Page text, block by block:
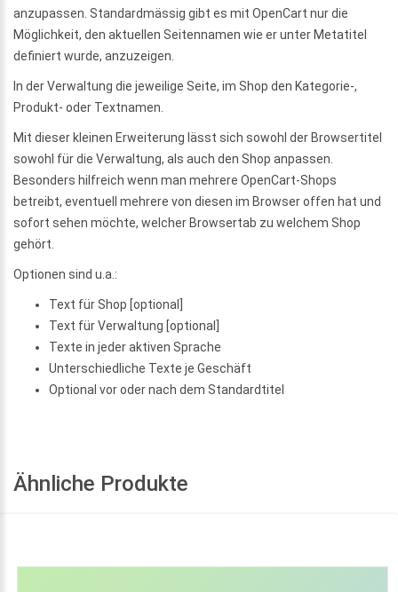
anzupassen. Standardmässig gibt es mit OpenCart nur die
Möglichkeit, den aktuellen Seitennamen wie er unter Metatitel
definiert wurde, anzuzeigen.
In der Verwaltung die jeweilige Seite, im Shop den Kategorie-,
Produkt- oder Textnamen.
Mit dieser kleinen Erweiterung lässt sich sowohl der Browsertitel
sowohl für die Verwaltung, als auch den Shop anpassen.
Besonders hilfreich wenn man mehrere OpenCart-Shops
betreibt, eventuell mehrere von diesen im Browser offen hat und
sofort sehen möchte, welcher Browsertab zu welchem Shop
gehört.
Optionen sind u.a.:
Text für Shop [optional]
Text für Verwaltung [optional]
Texte in jeder aktiven Sprache
Unterschiedliche Texte je Geschäft
Optional vor oder nach dem Standardtitel
Ähnliche Produkte